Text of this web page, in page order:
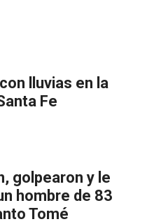
lluvias en la
Fe
golpearon y le
hombre de 83
Tomé